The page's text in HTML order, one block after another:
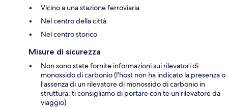
Vicino a una stazione ferroviaria
Nel centro della città
Nel centro storico
Misure di sicurezza
Non sono state fornite informazioni sui rilevatori di
monossido di carbonio (l'host non ha indicato la presenza o
l'assenza di un rilevatore di monossido di carbonio in
struttura; ti consigliamo di portare con te un rilevatore da
viaggio)